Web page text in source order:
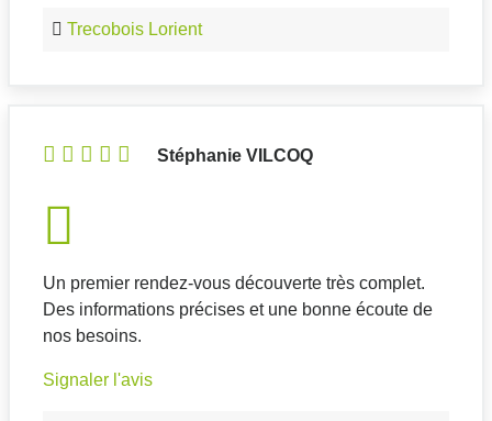
Trecobois Lorient
Stéphanie VILCOQ
Un premier rendez-vous découverte très complet.
Des informations précises et une bonne écoute de
nos besoins.
Signaler l'avis